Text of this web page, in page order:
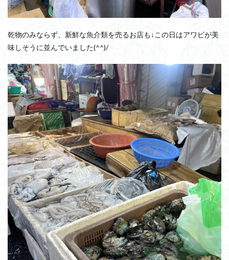
乾物のみならず、新鮮な魚介類を売るお店も↓この日はアワビが美
味しそうに並んでいました(^^)/